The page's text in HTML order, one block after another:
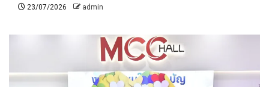
23/07/2026 admin